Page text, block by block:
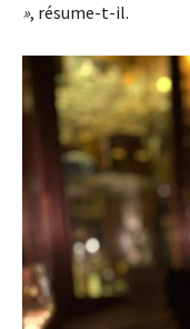
», résume-t-il.